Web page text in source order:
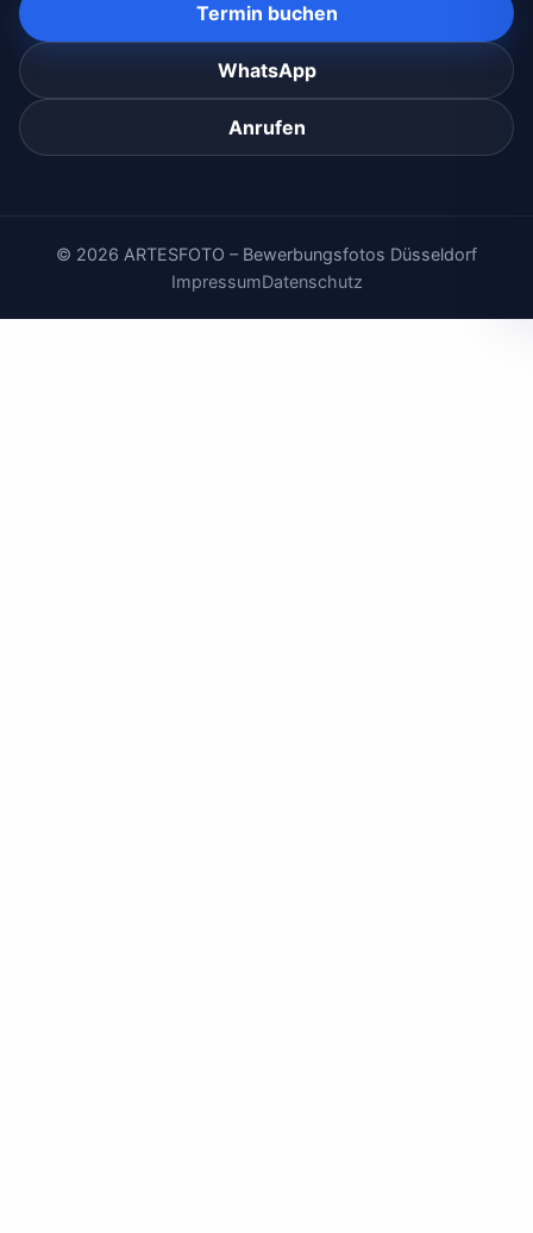
Termin buchen
WhatsApp
Anrufen
© 2026 ARTESFOTO – Bewerbungsfotos Düsseldorf
ImpressumDatenschutz